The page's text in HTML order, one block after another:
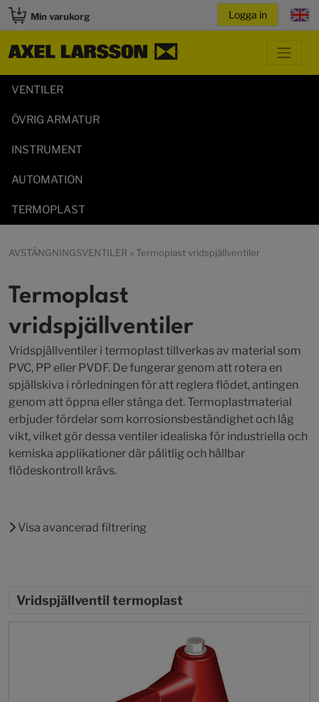
Min varukorg
VENTILER
ÖVRIG ARMATUR
INSTRUMENT
AUTOMATION
TERMOPLAST
AVSTÄNGNINGSVENTILER » Termoplast vridspjällventiler
Termoplast
vridspjällventiler
Vridspjällventiler i termoplast tillverkas av material som
PVC, PP eller PVDF. De fungerar genom att rotera en
spjällskiva i rörledningen för att reglera flödet, antingen
genom att öppna eller stänga det. Termoplastmaterial
erbjuder fördelar som korrosionsbeständighet och låg
vikt, vilket gör dessa ventiler idealiska för industriella och
kemiska applikationer där pålitlig och hållbar
flödeskontroll krävs.
Visa avancerad filtrering
Vridspjällventil termoplast